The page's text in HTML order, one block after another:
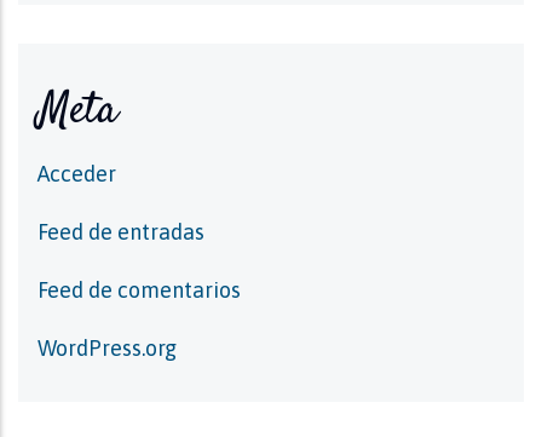
Meta
Acceder
Feed de entradas
Feed de comentarios
WordPress.org